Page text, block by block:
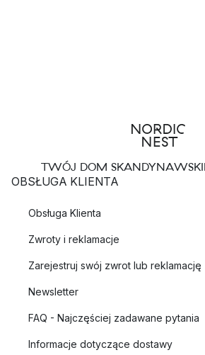
TWÓJ DOM
OBSŁUGA KLIENTA
Obsługa Klienta
Zwroty i reklamacje
Zarejestruj swój zwrot lub reklamację
Newsletter
FAQ - Najczęściej zadawane pytania
Informacje dotyczące dostawy